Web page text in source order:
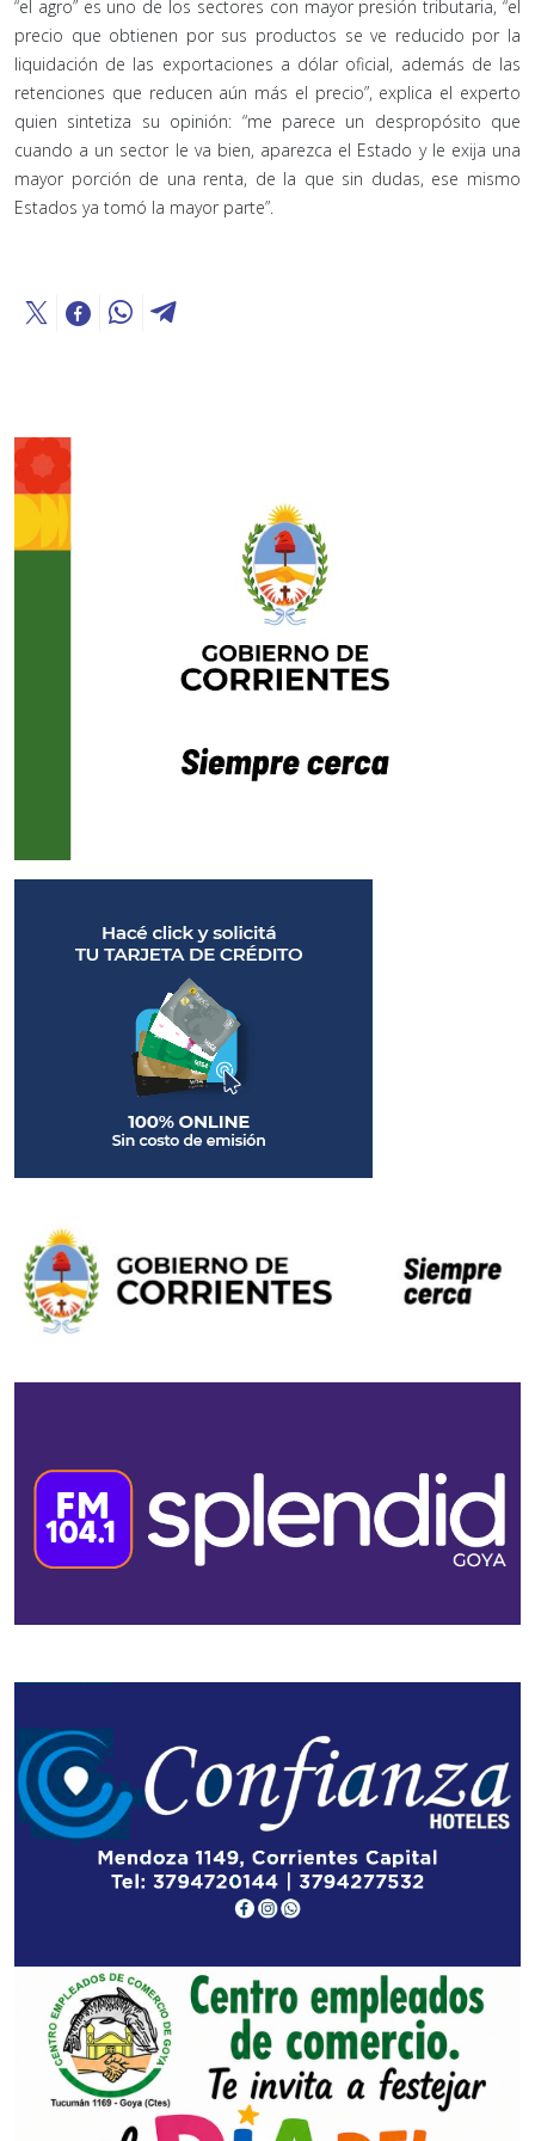
“el agro” es uno de los sectores con mayor presión tributaria, “el
precio que obtienen por sus productos se ve reducido por la
liquidación de las exportaciones a dólar oficial, además de las
retenciones que reducen aún más el precio”, explica el experto
quien sintetiza su opinión: “me parece un despropósito que
cuando a un sector le va bien, aparezca el Estado y le exija una
mayor porción de una renta, de la que sin dudas, ese mismo
Estados ya tomó la mayor parte”.